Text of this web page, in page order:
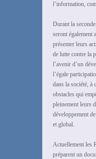
l’information,
Durant la
seront également
présenter leurs
de lutte contre la
l’avenir d’un
l’égale
dans la société, à
obstacles qui
pleinement leurs
développement
et global.
Actuellement les
préparent un